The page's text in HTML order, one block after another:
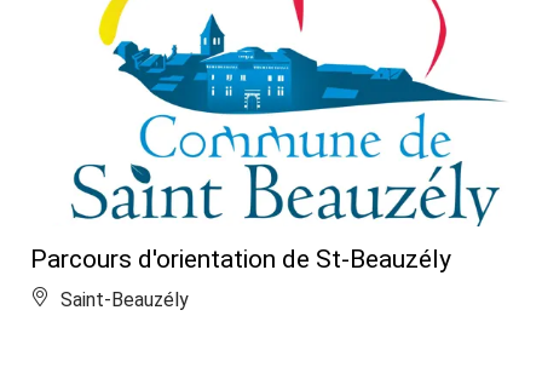
Parcours d'orientation de St-Beauzély
Saint-Beauzély